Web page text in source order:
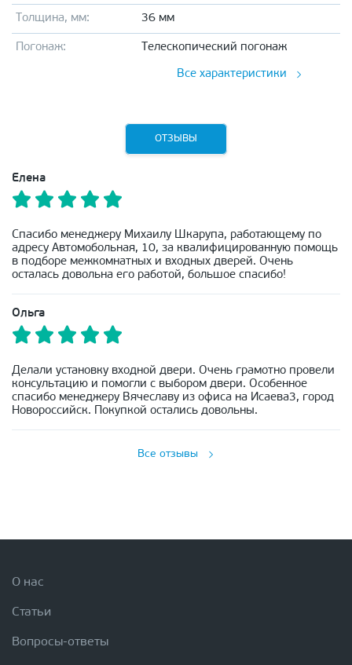
Толщина, мм: 36 мм
Погонаж: Телескопический погонаж
Все характеристики
ОТЗЫВЫ
Елена
Спасибо менеджеру Михаилу Шкарупа, работающему по
адресу Автомобольная, 10, за квалифицированную помощь
в подборе межкомнатных и входных дверей. Очень
осталась довольна его работой, большое спасибо!
Ольга
Делали установку входной двери. Очень грамотно провели
консультацию и помогли с выбором двери. Особенное
спасибо менеджеру Вячеславу из офиса на Исаева3, город
Новороссийск. Покупкой остались довольны.
Все отзывы
О нас
Статьи
Вопросы-ответы